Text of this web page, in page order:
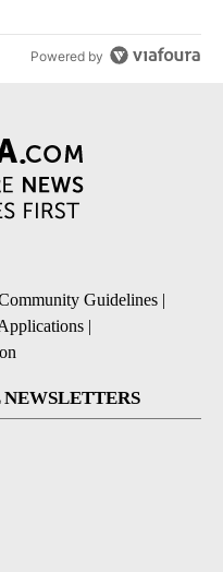
Powered by
Guidelines |
|